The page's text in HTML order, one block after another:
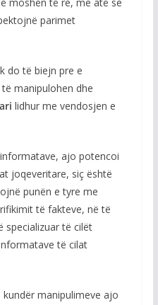
parimet
do të biejn pre e
manipulohen dhe
lidhur me vendosjen e
ajo potencoi
joqeveritare, siç është
punën e tyre me
të fakteve, në të
specializuar të cilët
të cilat
manipulimeve ajo